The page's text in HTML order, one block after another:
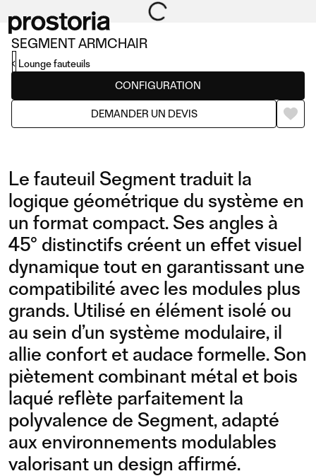
SEGMENT ARMCHAIR
CONFIGURATION
DEMANDER UN DEVIS
Lounge fauteuils
Le fauteuil Segment traduit la
logique géométrique du système en
un format compact. Ses angles à
45° distinctifs créent un effet visuel
dynamique tout en garantissant une
compatibilité avec les modules plus
grands. Utilisé en élément isolé ou
au sein d’un système modulaire, il
allie confort et audace formelle. Son
piètement combinant métal et bois
laqué reflète parfaitement la
polyvalence de Segment, adapté
aux environnements modulables
valorisant un design affirmé.